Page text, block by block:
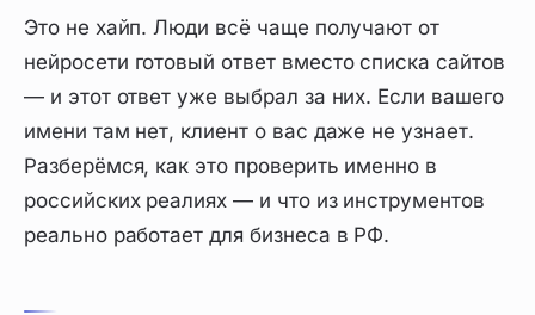
Это не хайп. Люди всё чаще получают от
нейросети готовый ответвместо списка сайтов
— и этот ответ уже выбрал за них. Если вашего
имени там нет, клиент о вас даже не узнает.
Разберёмся, как это проверить именно в
российских реалиях — и что из инструментов
реально работает для бизнеса в РФ.